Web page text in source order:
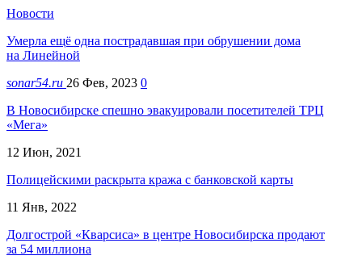
Новости
Умерла ещё одна пострадавшая при обрушении дома
на Линейной
sonar54.ru 26 Фев, 2023 0
В Новосибирске спешно эвакуировали посетителей ТРЦ
«Мега»
12 Июн, 2021
Полицейскими раскрыта кража с банковской карты
11 Янв, 2022
Долгострой «Кварсиса» в центре Новосибирска продают
за 54 миллиона